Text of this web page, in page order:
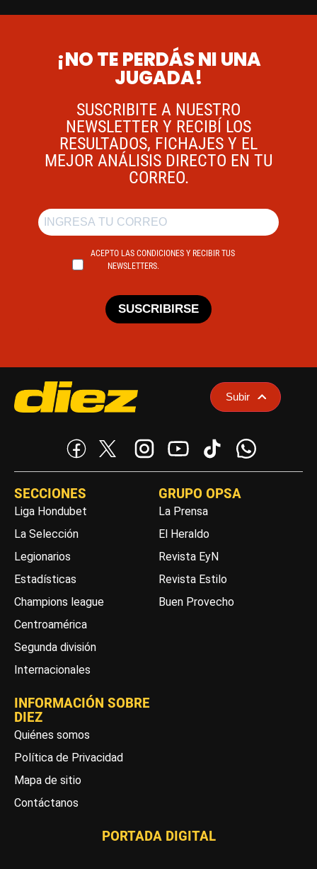
¡NO TE PERDÁS NI UNA
JUGADA!
SUSCRIBITE A NUESTRO
NEWSLETTER Y RECIBÍ LOS
RESULTADOS, FICHAJES Y EL
MEJOR ANÁLISIS DIRECTO EN TU
CORREO.
ACEPTO LAS CONDICIONES Y RECIBIR TUS
NEWSLETTERS.
SUSCRIBIRSE
Subir
SECCIONES
Liga Hondubet
La Selección
Legionarios
Estadísticas
Champions league
Centroamérica
Segunda división
Internacionales
GRUPO OPSA
La Prensa
El Heraldo
Revista EyN
Revista Estilo
Buen Provecho
INFORMACIÓN SOBRE
DIEZ
Quiénes somos
Política de Privacidad
Mapa de sitio
Contáctanos
PORTADA DIGITAL